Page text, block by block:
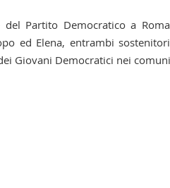
Partito Democratico a
ed Elena, entrambi
Giovani Democratici nei